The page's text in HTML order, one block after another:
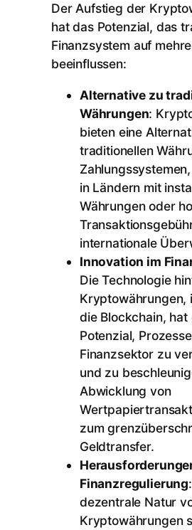
Der Aufstieg der
hat das Potenzial, das
Finanzsystem auf
beeinflussen:
Alternative zu
Währungen:
bieten eine
traditionellen
in Ländern mit
Währungen oder
internationale
Innovation im
Die Technologie
Kryptowährungen,
die Blockchain, hat
Potenzial,
Finanzsektor zu
und zu
Abwicklung von
zum
Geldtransfer.
Finanzregulierung
dezentrale Natur
Kryptowährungen